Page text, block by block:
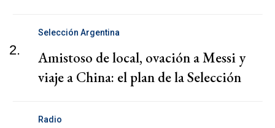
2.
Selección Argentina
Amistoso de local, ovación a Messi y
viaje a China: el plan de la Selección
Radio